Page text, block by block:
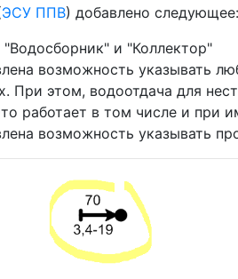
ЭСУ ППВ) добавлено следующее:
и "Коллектор"
возможность указывать
При этом, водоотдача для
работает в том числе и при
возможность указывать